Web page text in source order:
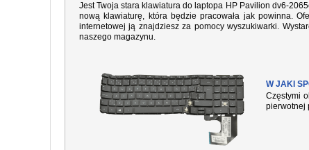
Jest Twoja stara klawiatura do laptopa HP Pavilion dv6-
nową klawiaturę, która będzie pracowała jak powinna.
internetowej ją znajdziesz za pomocy wyszukiwarki.
naszego magazynu.
W JAKI
Częstymi
pierwotnej